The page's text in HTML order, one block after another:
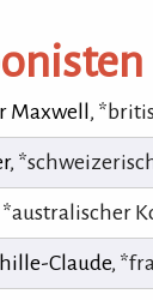
Maxwell ,
,
*australischer
Claude,